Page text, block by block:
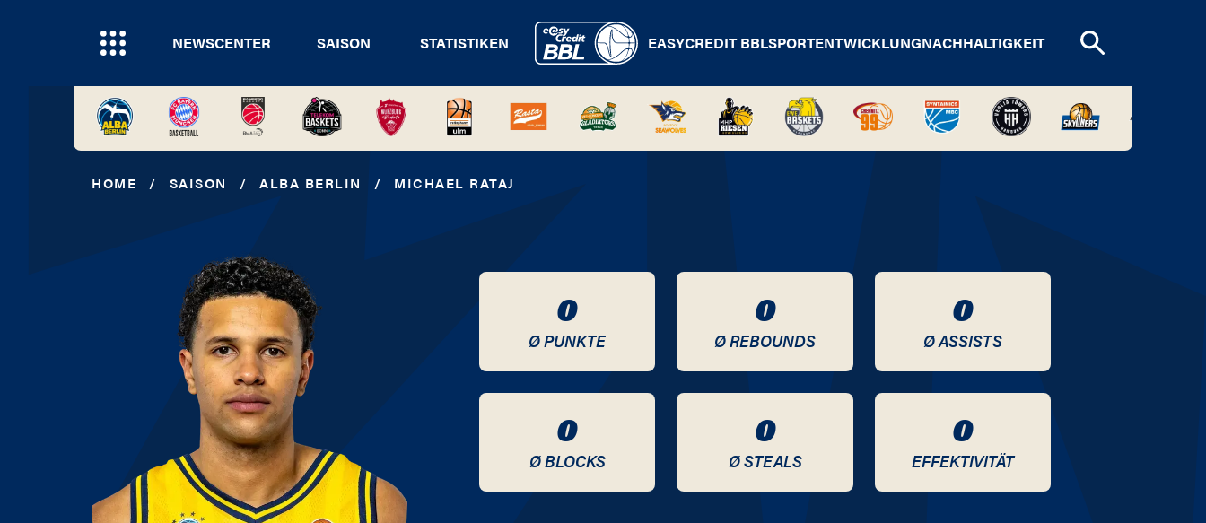
NEWSCENTER SAISON STATISTIKEN EASYCREDIT BBLSPORTENTWICKLUNGNACHHALTIGKEIT
HOME / SAISON / ALBA BERLIN / MICHAEL RATAJ
0
Ø PUNKTE
0
Ø REBOUNDS
0
Ø ASSISTS
0
Ø BLOCKS
0
Ø STEALS
0
EFFEKTIVITÄT